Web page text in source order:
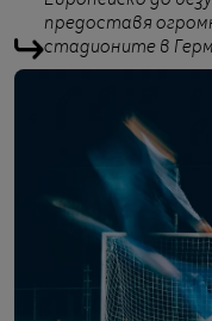
предоставя
стадионите в